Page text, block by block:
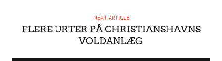
NEXT ARTICLE
FLERE URTER PÅ CHRISTIANSHAVNS
VOLDANLÆG